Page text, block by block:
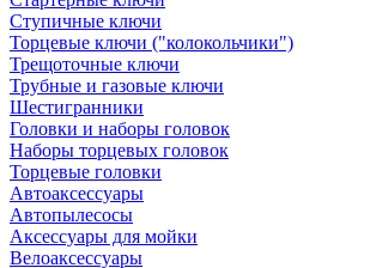
Ступичные ключи
Торцевые ключи ("колокольчики")
Трещоточные ключи
Трубные и газовые ключи
Шестигранники
Головки и наборы головок
Наборы торцевых головок
Торцевые головки
Автоаксессуары
Автопылесосы
Аксессуары для мойки
Велоаксессуары